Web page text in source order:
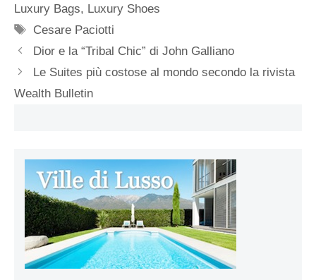
Luxury Bags, Luxury Shoes
Tag
Cesare Paciotti
Dior e la “Tribal Chic” di John Galliano
Le Suites più costose al mondo secondo la rivista
Wealth Bulletin